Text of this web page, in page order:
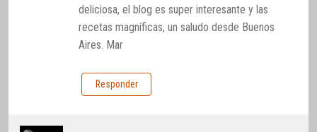
deliciosa, el blog es super interesante y las
recetas magníficas, un saludo desde Buenos
Aires. Mar
Responder